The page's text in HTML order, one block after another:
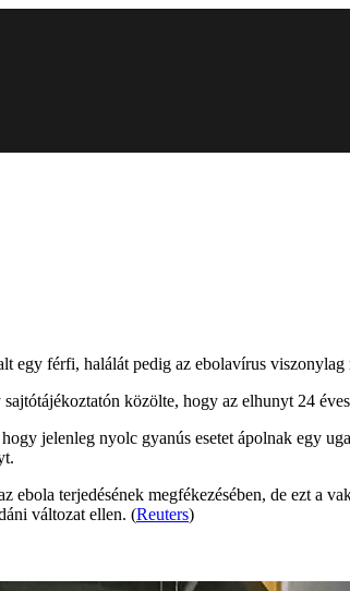
egy férfi, halálát pedig az ebolavírus
közölte, hogy az elhunyt 24
jelenleg nyolc gyanús esetet ápolnak egy
terjedésének megfékezésében, de ezt a
változat ellen. (Reuters)